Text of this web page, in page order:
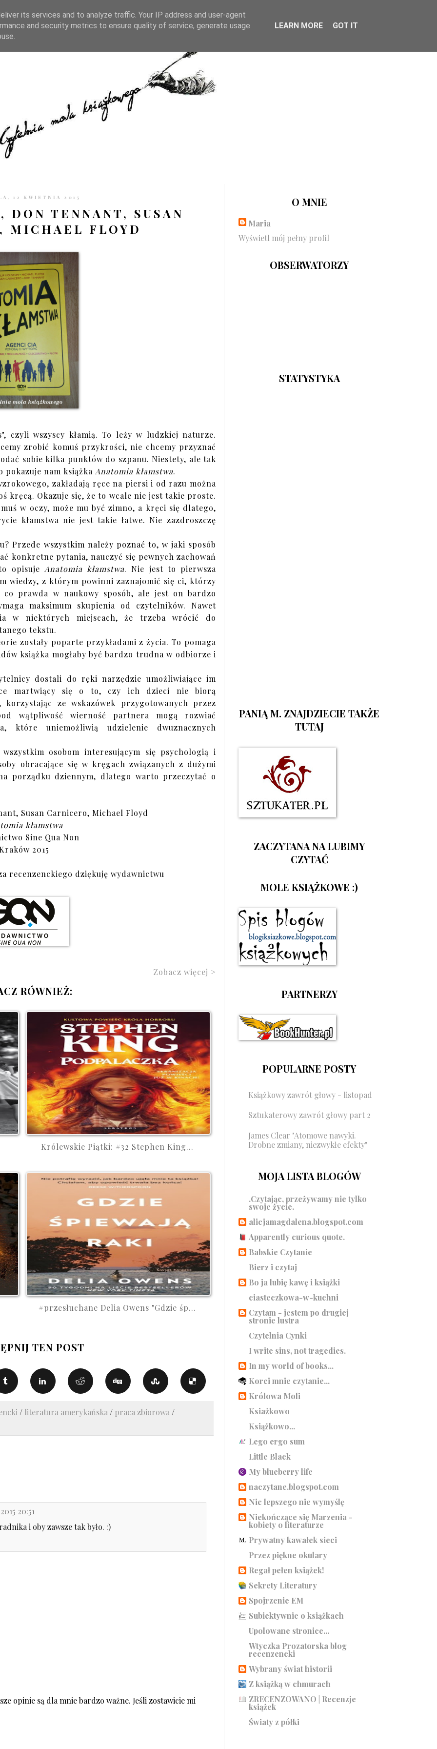
KONTAKT CZYTELNIA PO GODZINACH
12 KWIETNIA 2015
TENNANT, SUSAN
MICHAEL FLOYD
czyli wszyscy kłamią. To leży w ludzkiej naturze.
zrobić komuś przykrości, nie chcemy przyznać
sobie kilka punktów do szpanu. Niestety, ale tak
pokazuje nam książka Anatomia kłamstwa.
zakładają ręce na piersi i od razu można
kręcą. Okazuje się, że to wcale nie jest takie proste.
w oczy, może mu być zimno, a kręci się dlatego,
kłamstwa nie jest takie łatwe. Nie zazdroszczę
Przede wszystkim należy poznać to, w jaki sposób
konkretne pytania, nauczyć się pewnych zachowań
opisuje Anatomia kłamstwa. Nie jest to pierwsza
wiedzy, z którym powinni zaznajomić się ci, którzy
prawda w naukowy sposób, ale jest on bardzo
maksimum skupienia od czytelników. Nawet
w niektórych miejscach, że trzeba wrócić do
tekstu.
zostały poparte przykładami z życia. To pomaga
książka mogłaby być bardzo trudna w odbiorze i
dostali do ręki narzędzie umożliwiające im
martwiący się o to, czy ich dzieci nie biorą
ze wskazówek przygotowanych przez
wątpliwość wierność partnera mogą rozwiać
które uniemożliwią udzielenie dwuznacznych
osobom interesującym się psychologią i
obracające się w kręgach związanych z dużymi
porządku dziennym, dlatego warto przeczytać o
Susan Carnicero, Michael Floyd
kłamstwa
Sine Qua Non
2015
recenzenckiego dziękuję wydawnictwu
Zobacz więcej >
RÓWNIEŻ:
Królewskie Piątki: #32 Stephen King...
#przesłuchane Delia Owens "Gdzie śp...
TEN POST
/ literatura amerykańska / praca zbiorowa /
20:51
i oby zawsze tak było. :)
opinie są dla mnie bardzo ważne. Jeśli zostawicie mi
O MNIE
Maria
Wyświetl mój pełny profil
OBSERWATORZY
STATYSTYKA
PANIĄ M. ZNAJDZIECIE TAKŻE
TUTAJ
ZACZYTANA NA LUBIMY
CZYTAĆ
MOLE KSIĄŻKOWE :)
PARTNERZY
POPULARNE POSTY
Książkowy zawrót głowy - listopad
Sztukaterowy zawrót głowy part 2
James Clear "Atomowe nawyki.
Drobne zmiany, niezwykłe efekty"
MOJA LISTA BLOGÓW
.Czytając, przeżywamy nie tylko
swoje życie.
alicjamagdalena.blogspot.com
Apparently curious quote.
Babskie Czytanie
Bierz i czytaj
Bo ja lubię kawę i książki
ciasteczkowa-w-kuchni
Czytam - jestem po drugiej
stronie lustra
Czytelnia Cynki
I write sins, not tragedies.
In my world of books...
Korci mnie czytanie...
Królowa Moli
Ksiażkowo
Książkowo...
Lego ergo sum
Little Black
My blueberry life
naczytane.blogspot.com
Nic lepszego nie wymyślę
Niekończące się Marzenia -
kobiety o literaturze
Prywatny kawałek sieci
Przez piękne okulary
Regał pełen książek!
Sekrety Literatury
Spojrzenie EM
Subiektywnie o książkach
Upolowane stronice...
Wtyczka Prozatorska blog
recenzencki
Wybrany świat historii
Z książką w chmurach
ZRECENZOWANO | Recenzje
książek
Światy z półki
its services and to analyze traffic. Your IP address and user-agent
and security metrics to ensure quality of service, generate usage
LEARN MORE GOT IT